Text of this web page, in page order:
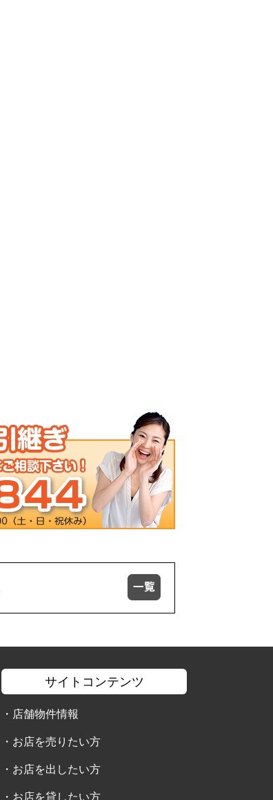
サイトコンテンツ
・ 店舗物件情報
・ お店を売りたい方
・ お店を出したい方
・ お店を貸したい方